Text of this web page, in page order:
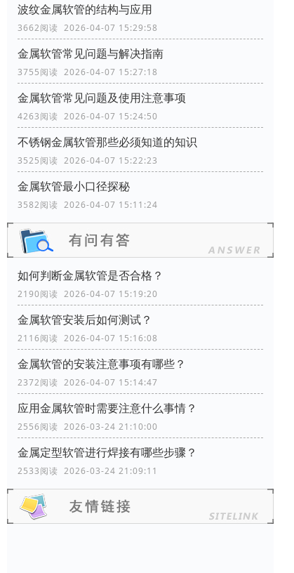
波纹金属软管的结构与应用
3662阅读 2026-04-07 15:29:58
金属软管常见问题与解决指南
3755阅读 2026-04-07 15:27:18
金属软管常见问题及使用注意事项
4263阅读 2026-04-07 15:24:50
不锈钢金属软管那些必须知道的知识
3525阅读 2026-04-07 15:22:23
金属软管最小口径探秘
3582阅读 2026-04-07 15:11:24
如何判断金属软管是否合格？
2190阅读 2026-04-07 15:19:20
金属软管安装后如何测试？
2116阅读 2026-04-07 15:16:08
金属软管的安装注意事项有哪些？
2372阅读 2026-04-07 15:14:47
应用金属软管时需要注意什么事情？
2556阅读 2026-03-24 21:10:00
金属定型软管进行焊接有哪些步骤？
2533阅读 2026-03-24 21:09:11